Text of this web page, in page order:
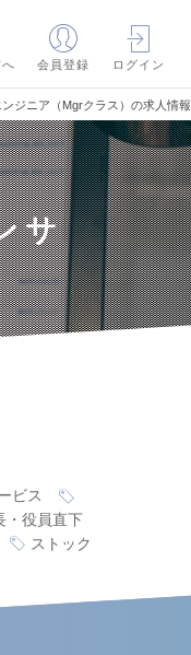
会員登録 ログイン
ジニア（Mgrクラス）の求人情報
サ
ビス
・役員直下
ストック